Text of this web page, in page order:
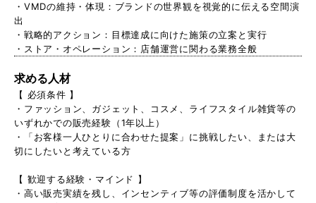
・VMDの維持・体現：ブランドの世界観を視覚的に伝える空間演
出
・戦略的アクション：目標達成に向けた施策の立案と実行
・ストア・オペレーション：店舗運営に関わる業務全般
求める人材
【 必須条件 】
・ファッション、ガジェット、コスメ、ライフスタイル雑貨等の
いずれかでの販売経験（1年以上）
・「お客様一人ひとりに合わせた提案」に挑戦したい、または大
切にしたいと考えている方
【 歓迎する経験・マインド 】
・高い販売実績を残し、インセンティブ等の評価制度を活かして